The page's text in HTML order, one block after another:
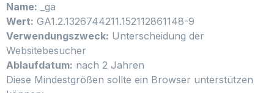
Name: _ga
Wert: GA1.2.1326744211.152112861148-9
Verwendungszweck: Unterscheidung der
Websitebesucher
Ablaufdatum: nach 2 Jahren
Diese Mindestgrößen sollte ein Browser unterstützen